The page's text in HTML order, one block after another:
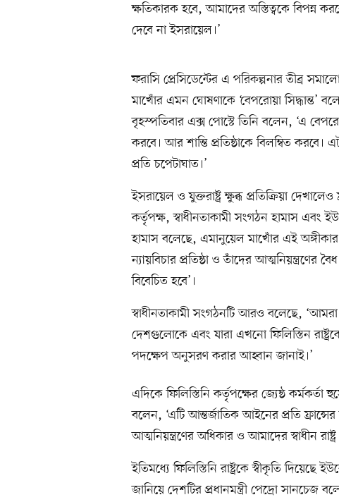
ক্ষতিকারক হবে, আমাদের অস্তিত্বকে বিপন্ন
দেবে না ইসরায়েল।’
ফরাসি প্রেসিডেন্টের এ পরিকল্পনার তীব্র
মাখোঁর এমন ঘোষণাকে ‘বেপরোয়া সিদ্ধান্ত’ বলে
বৃহস্পতিবার এক্স পোস্টে তিনি বলেন, ‘এ
করবে। আর শান্তি প্রতিষ্ঠাকে বিলম্বিত
প্রতি চপেটাঘাত।’
ইসরায়েল ও যুক্তরাষ্ট্র ক্ষুব্ধ প্রতিক্রিয়া
কর্তৃপক্ষ, স্বাধীনতাকামী সংগঠন হামাস এবং
হামাস বলেছে, এমানুয়েল মাখোঁর এই অঙ্গীকার
ন্যায়বিচার প্রতিষ্ঠা ও তাঁদের আত্মনিয়ন্ত্রণের
বিবেচিত হবে’।
স্বাধীনতাকামী সংগঠনটি আরও বলেছে,
দেশগুলোকে এবং যারা এখনো ফিলিস্তিন
পদক্ষেপ অনুসরণ করার আহ্বান জানাই।’
এদিকে ফিলিস্তিনি কর্তৃপক্ষের জ্যেষ্ঠ
বলেন, ‘এটি আন্তর্জাতিক আইনের প্রতি
আত্মনিয়ন্ত্রণের অধিকার ও আমাদের স্বাধীন
ইতিমধ্যে ফিলিস্তিনি রাষ্ট্রকে স্বীকৃতি
জানিয়ে দেশটির প্রধানমন্ত্রী পেদ্রো সানচেজ